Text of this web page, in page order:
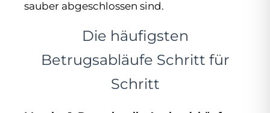
sauber abgeschlossen sind.
Die häufigsten
Betrugsabläufe Schritt für
Schritt